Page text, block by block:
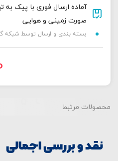
آماده ارسال فوری با پیک به
صورت زمینی و هوایی
بسته بندی و ارسال توسط شبکه
محصولات مرتبط
نقد و بررسی اجمالی